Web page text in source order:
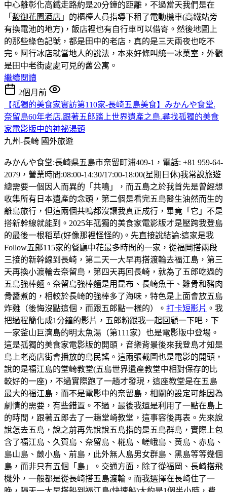
中心離彰化高鐵走路約是20分鐘的距離，不過當天我們是在
「 馥御花園酒店 」的櫃檯人員指導下租了電動機車(高鐵站旁
有換電池的地方)，飯店裡也有自行車可以借寄。然後地圖上
的那些綠色記號，都是田中的老店，真的是三天兩夜也吃不
完。 阿行冰店就當地人的說法，本來好條叫統一冰菓室，外觀
是田中老街處處可見的舊公寓。
繼續閱讀
2個月前
【孤獨的美食家實訪第110家-長崎五島美食】みかんや食堂.
奈留島60年老店.跟著五郎踏上世界遺產之島.尋找孤獨的美食
家電影版中的神祕湯頭
九州-長崎 國外旅遊
みかんや食堂:長崎県五島市奈留町浦409-1，電話: +81 959-64-
2079，營業時間:08:00-14:30/17:00-18:00(星期日休)我常說旅遊
總需要一個因人而異的「共鳴」，而五島之於我首先是曾經想
收集所有日本遺產的念頭，第二個是看完五島醫生油然而生的
離島旅行，但這兩個共鳴都沒讓我真正成行，畢竟「它」不是
搭新幹線就能到。2025年孤獨的美食家電影版才是壓跨我登島
的最後一根稻草(好像那裡怪怪的)。先直接說結論:這家是我
Follow五郞115家的餐廳中花最多時間的一家，從福岡搭兩段
三接的新幹線到長崎，第二天一大早再搭渡輪去福江島，第三
天再換小渡輪去奈留島，第四天再回長崎，就為了五郎吃過的
五島強棒麵。奈留島強棒麵是用昆布、長崎魚干、雞骨和豬肉
骨醬煮的，相較於長崎的強棒多了海味，特色是上面會放五島
炸雞（後悔沒點這個，而跟五郎點一樣的）。 打卡短影片 。我
把過程簡化成1分鐘的影片，五郎粉跟我一起回顧一下吧，下
一家釜山巨濟島的明太魚湯（第111家）也是電影版中登場。
這是孤獨的美食家電影版的開頭，音樂背景後來我登島才知是
島上老商店街會播放的島民謠。這兩張截圖也是電影的開頭，
說的是福江島的堂崎教堂(五島世界遺產教堂中相對保存的比
較好的一座)，不過實際跑了一趟才發現，這座教堂是在五島
最大的福江島，而不是電影中的奈留島，相關的設定可能因為
劇情的需要，有些錯置。不過，最後我還是利用了一點在島上
的時間，跟著五郎去了一趟堂崎教堂，這事容後再表。先來說
說怎去五島，說之前再先說說五島指的是五島群島，實際上包
含了福江島、久賀島、奈留島、椛島、嵯峨島、黃島、赤島、
島山島、蕨小島、前島，此外無人島男女群島、黑島等等幾個
島，而非只有五個「島」。交通方面，除了從福岡、長崎搭飛
機外，一般都是從長崎搭五島渡輪。而我選擇在長崎住了一